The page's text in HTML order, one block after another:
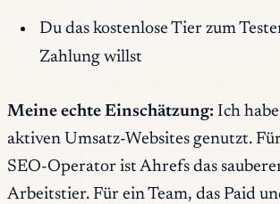
Du das kostenlose Tier zum
Zahlung willst
Meine echte Einschätzung: Ich
aktiven Umsatz-Websites genutzt.
SEO-Operator ist Ahrefs das
Arbeitstier. Für ein Team, das Paid